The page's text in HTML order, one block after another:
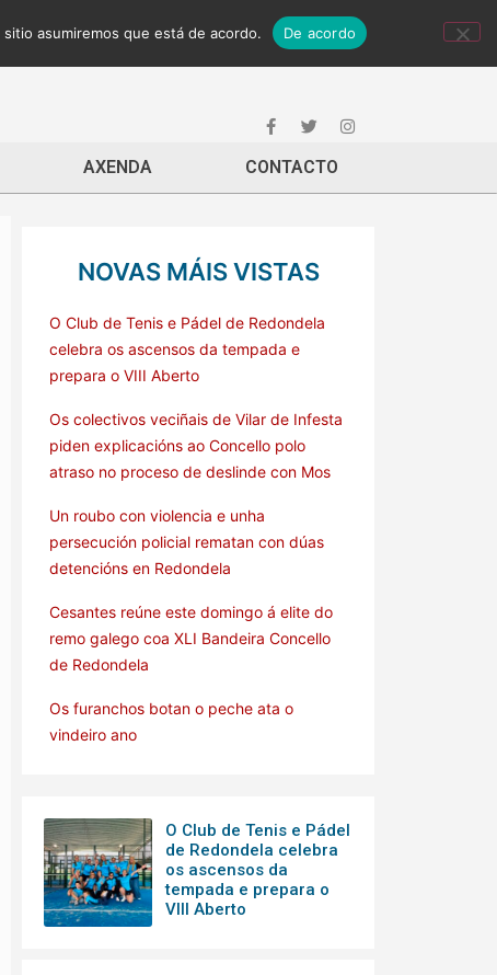
AXENDA CONTACTO
NOVAS MÁIS VISTAS
O Club de Tenis e Pádel de Redondela
celebra os ascensos da tempada e
prepara o VIII Aberto
Os colectivos veciñais de Vilar de Infesta
piden explicacións ao Concello polo
atraso no proceso de deslinde con Mos
Un roubo con violencia e unha
persecución policial rematan con dúas
detencións en Redondela
Cesantes reúne este domingo á elite do
remo galego coa XLI Bandeira Concello
de Redondela
Os furanchos botan o peche ata o
vindeiro ano
O Club de Tenis e Pádel
de Redondela celebra
os ascensos da
tempada e prepara o
VIII Aberto
asumiremos que está de acordo. De acordo